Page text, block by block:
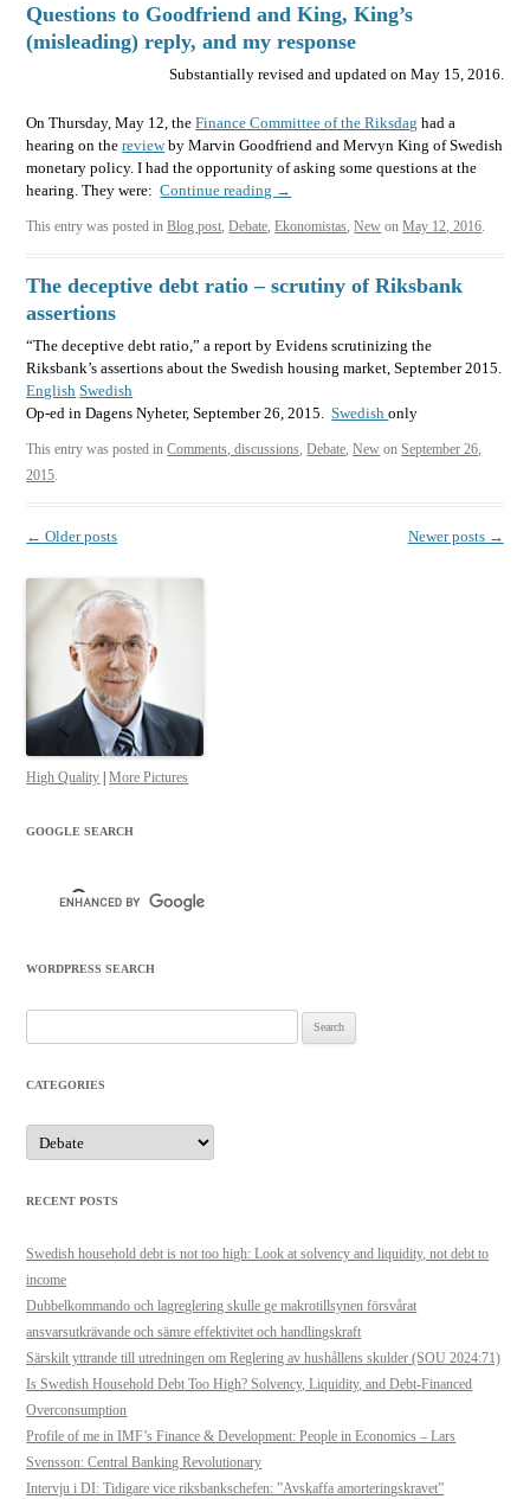
Questions to Goodfriend and King, King’s
(misleading) reply, and my response
Substantially revised and updated on May 15, 2016.
On Thursday, May 12, theFinance Committee of the Riksdag had a
hearing on thereviewby Marvin Goodfriend and Mervyn King of Swedish
monetary policy. I had the opportunity of asking some questions at the
hearing. They were:Continue reading →
This entry was posted inBlog post,Debate,Ekonomistas,New onMay 12, 2016.
The deceptive debt ratio – scrutiny of Riksbank
assertions
“The deceptive debt ratio,” a report by Evidens scrutinizing the
Riksbank’s assertions about the Swedish housing market, September 2015.
English Swedish
Op-ed in Dagens Nyheter, September 26, 2015.Swedishonly
This entry was posted inComments, discussions,Debate,New onSeptember 26,
2015.
Post
← Older posts Newer posts →
High Quality |More Pictures
GOOGLE SEARCH
WORDPRESS SEARCH
for:
CATEGORIES
Categories
RECENT POSTS
Swedish household debt is not too high: Look at solvency and liquidity, not debt to
income
Dubbelkommando och lagreglering skulle ge makrotillsynen försvårat
ansvarsutkrävande och sämre effektivitet och handlingskraft
Särskilt yttrande till utredningen om Reglering av hushållens skulder (SOU 2024:71)
Is Swedish Household Debt Too High? Solvency, Liquidity, and Debt-Financed
Overconsumption
Profile of me in IMF’s Finance & Development: People in Economics – Lars
Svensson: Central Banking Revolutionary
Intervju i DI: Tidigare vice riksbankschefen: ”Avskaffa amorteringskravet”